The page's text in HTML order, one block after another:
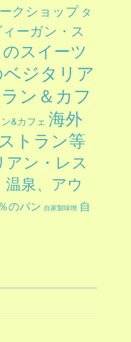
クショップ タ
ーガン・ス
スイーツ
ジタリア
ン＆カフ
&カフェ 海外
トラン等
ン・レス
温泉、アウ
のパン 自家製味噌 自